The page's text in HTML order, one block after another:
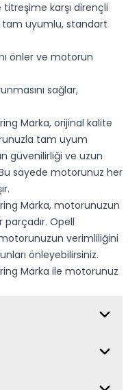
titreşime karşı dirençli
tam uyumlu, standart
önler ve motorun
sağlar,
Marka, orijinal kalite
tam uyum
güvenilirliği ve uzun
sayede motorunuz her
Marka, motorunuzun
parçadır. Opell
verimliliğini
önleyebilirsiniz.
Marka ile motorunuz